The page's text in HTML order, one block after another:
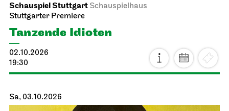
Schauspiel Stuttgart Schauspielhaus
Stuttgarter Premiere
Tanzende Idioten
02.10.2026
19:30
Sa, 03.10.2026